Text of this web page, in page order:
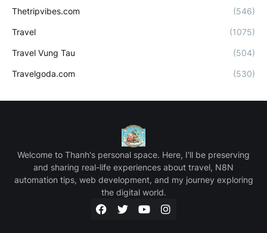
Thetripvibes.com (546)
Travel (1075)
Travel Vung Tau (504)
Travelgoda.com (530)
Welcome to Thanh's personal space. Here, I'll be preserving
and sharing real-life experiences about travel, N8N
automation tips, web development, and my journey exploring
the digital world.